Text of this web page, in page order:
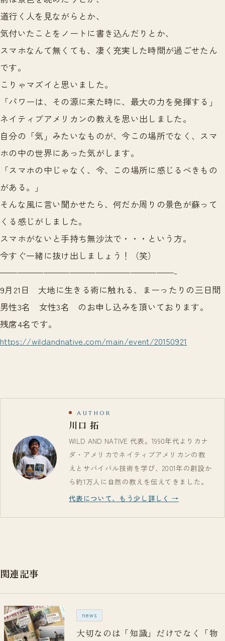
道行く人を見ながらとか、
気付いたことをノートに書き込んだりとか、
スマホなんて無くても、凄く充実した時間が過ごせたん
です。
こりゃマズイと思いました。
「パワーは、その源に来た時に、最大の力を発揮する」
ネイティブアメリカンの教えを思い出しました。
自分の「気」みたいなものが、今この場所でなく、スマ
ホの中の世界にあった気がします。
「スマホの中じゃなく、今、この場所に感じるべきもの
がある。」
そんな風に言い聞かせたら、何だか周りの景色が蘇って
くる感じがしました。
スマホがないと手持ち無沙汰で・・・という方。
今すぐ一緒に抜け出しましょう！（笑）
————————————————————-
9月21日 大地に生きる術に触れる、まーったりの三日間
男性3名 女性3名 のお申し込みを頂いております。
残席4名です。
https://wildandnative.com/main/event/20150921
AUTHOR
川口 拓
WILD AND NATIVE 代表。1990年代よりカナ
ダ・アメリカでネイティブアメリカンの教
えとサバイバル技術を学び、2001年の創設か
ら約1万人に自然の教えを伝えてきました。
代表について、もう少し詳しく →
関連記事
news
大切なのは「知識」だけでなく「物